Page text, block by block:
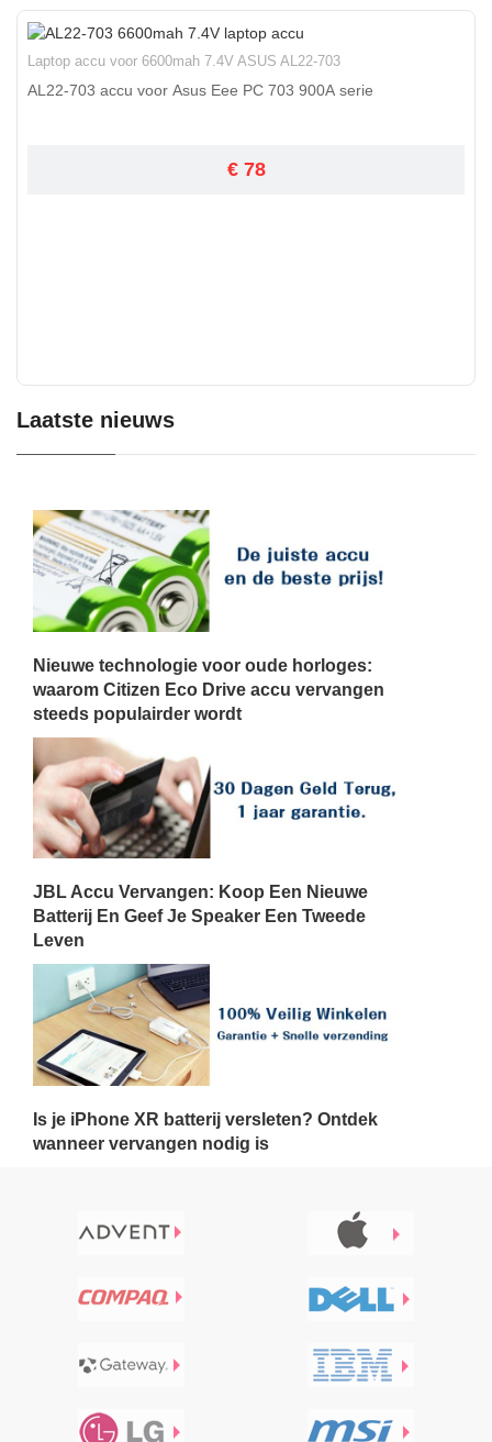
Laptop accu voor 6600mah 7.4V ASUS AL22-703
AL22-703 accu voor Asus Eee PC 703 900A serie
€ 78
Laatste nieuws
Nieuwe technologie voor oude horloges:
waarom Citizen Eco Drive accu vervangen
steeds populairder wordt
JBL Accu Vervangen: Koop Een Nieuwe
Batterij En Geef Je Speaker Een Tweede
Leven
Is je iPhone XR batterij versleten? Ontdek
wanneer vervangen nodig is